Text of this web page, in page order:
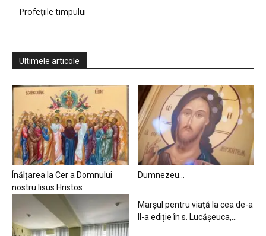
Profețiile timpului
Ultimele articole
Înălțarea la Cer a Domnului
nostru Iisus Hristos
Dumnezeu…
Marșul pentru viață la cea de-a
II-a ediție în s. Lucășeuca,...